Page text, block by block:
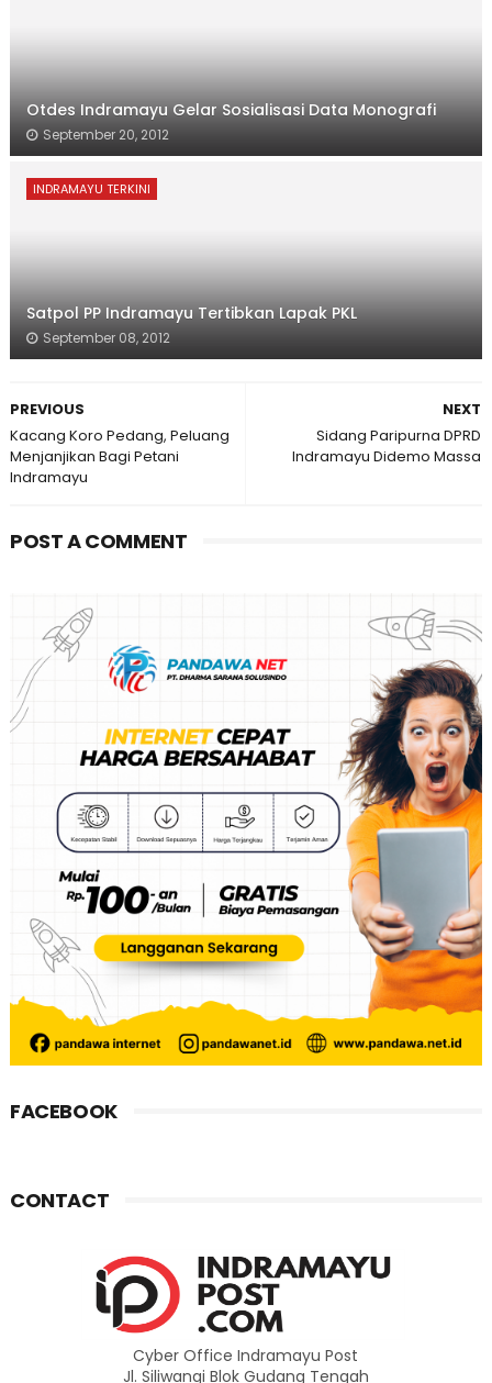
Otdes Indramayu Gelar Sosialisasi Data Monografi
September 20, 2012
INDRAMAYU TERKINI
Satpol PP Indramayu Tertibkan Lapak PKL
September 08, 2012
NEXT
Sidang Paripurna DPRD
Indramayu Didemo Massa
PREVIOUS
Kacang Koro Pedang, Peluang
Menjanjikan Bagi Petani
Indramayu
POST A COMMENT
FACEBOOK
CONTACT
Cyber Office Indramayu Post
Jl. Siliwangi Blok Gudang Tengah